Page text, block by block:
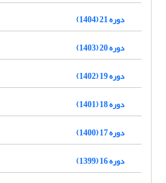
دوره 21 (1404)
دوره 20 (1403)
دوره 19 (1402)
دوره 18 (1401)
دوره 17 (1400)
دوره 16 (1399)